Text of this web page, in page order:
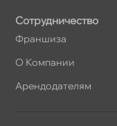
Сотрудничество
Франшиза
О Компании
Арендодателям